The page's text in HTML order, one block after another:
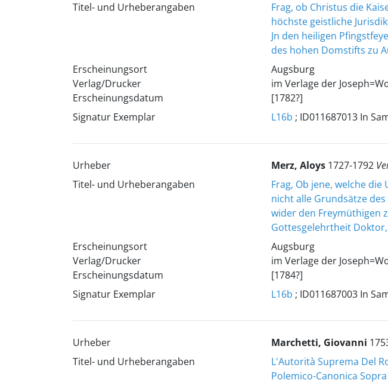
Titel- und Urheberangaben
Frag, ob Christus die
höchste geistliche
Jn den heiligen
des hohen Domstifts zu
Erscheinungsort
Verlag/Drucker
Erscheinungsdatum
Augsburg
im Verlage der
[1782?]
Signatur Exemplar
L16b ; ID011687013 In
Urheber Merz, Aloys 1727-1792
Titel- und Urheberangaben
Frag, Ob jene, welche
nicht alle Grundsätze
wider den Freymüthigen
Gottesgelehrtheit
Erscheinungsort
Verlag/Drucker
Erscheinungsdatum
Augsburg
im Verlage der
[1784?]
Signatur Exemplar
L16b ; ID011687003 In
Urheber Marchetti, Giovanni
Titel- und Urheberangaben
L'Autorità Suprema Del
Polemico-Canonica